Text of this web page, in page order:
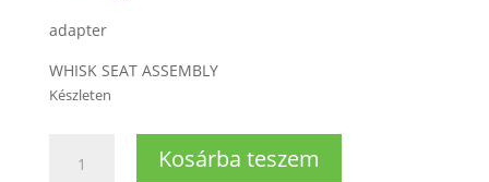
adapter
WHISK SEAT ASSEMBLY
Készleten
hajtómű
Kosárba teszem